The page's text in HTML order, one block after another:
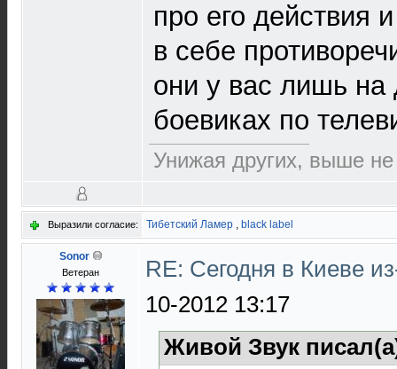
про его действия
в себе
они у вас лишь
боевиках по
Унижая других, выше
Выразили согласие: Тибетский Ламер , black label
Sonor
Ветеран
RE: Сегодня в Киеве
10-2012 13:17
Живой Звук